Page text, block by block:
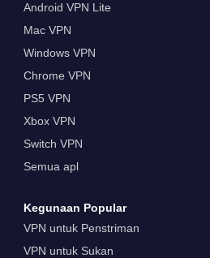
Android VPN Lite
Mac VPN
Windows VPN
Chrome VPN
PS5 VPN
Xbox VPN
Switch VPN
Semua apl
Kegunaan Popular
VPN untuk Penstriman
VPN untuk Sukan